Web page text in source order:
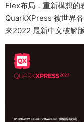
Flex布局，重新構想的
QuarkXPress 被世界
來2022 最新中文破解